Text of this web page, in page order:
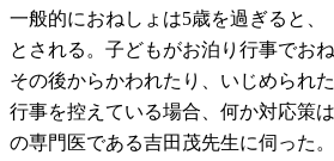
一般的におねしょは5歳を過ぎると、
とされる。子どもがお泊り行事でお
その後からかわれたり、いじめられ
行事を控えている場合、何か対応策
の専門医である吉田茂先生に伺った。